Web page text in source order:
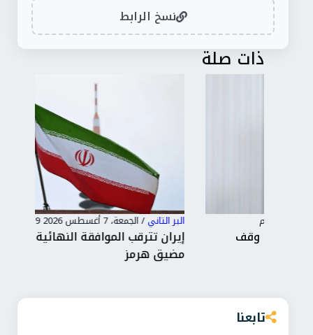
نسخ الرابط
ذات صلة
البر التاني
إيران تترقب الموافقة النهائية على اتفاق فتح
تابعنا